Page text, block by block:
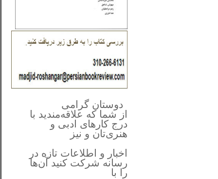
دوستان گرامی
از شما که علاقه‌مندید با
درج کارهای‌ ادبی و
هنری‌تان و نیز
اخبار و اطلاعات تازه در
رسانه شرکت کنید آن‌ها
را با